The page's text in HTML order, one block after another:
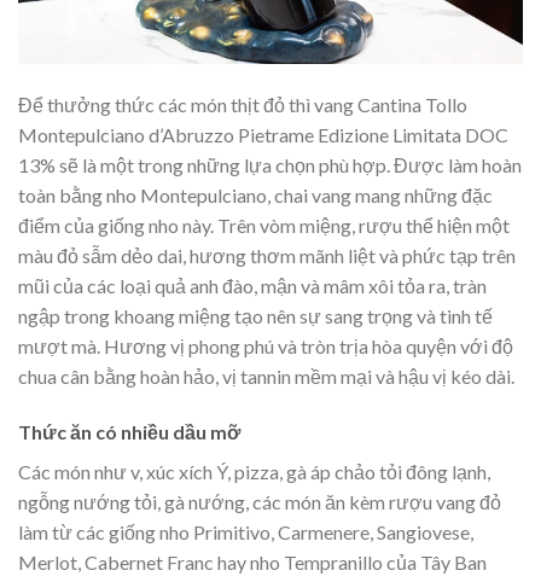
Để thưởng thức các món thịt đỏ thì vang Cantina Tollo
Montepulciano d’Abruzzo Pietrame Edizione Limitata DOC
13% sẽ là một trong những lựa chọn phù hợp. Được làm hoàn
toàn bằng nho Montepulciano, chai vang mang những đặc
điểm của giống nho này. Trên vòm miệng, rượu thể hiện một
màu đỏ sẫm dẻo dai, hương thơm mãnh liệt và phức tạp trên
mũi của các loại quả anh đào, mận và mâm xôi tỏa ra, tràn
ngập trong khoang miệng tạo nên sự sang trọng và tinh tế
mượt mà. Hương vị phong phú và tròn trịa hòa quyện với độ
chua cân bằng hoàn hảo, vị tannin mềm mại và hậu vị kéo dài.
Thức ăn có nhiều dầu mỡ
Các món như v, xúc xích Ý, pizza, gà áp chảo tỏi đông lạnh,
ngỗng nướng tỏi, gà nướng, các món ăn kèm rượu vang đỏ
làm từ các giống nho Primitivo, Carmenere, Sangiovese,
Merlot, Cabernet Franc hay nho Tempranillo của Tây Ban